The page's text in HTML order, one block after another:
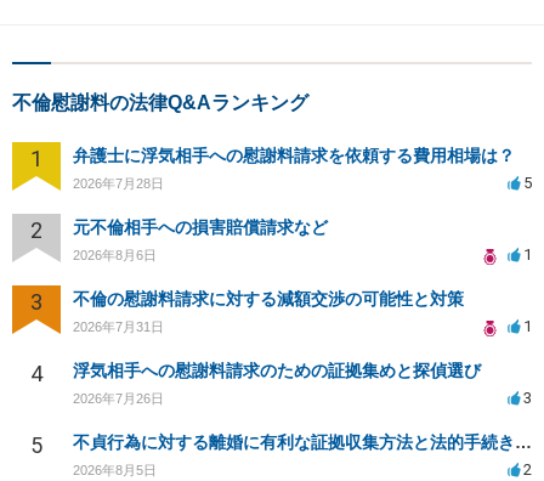
不倫慰謝料の法律Q&Aランキング
1 弁護士に浮気相手への慰謝料請求を依頼する費用相場は？
2026年7月28日 5
2 元不倫相手への損害賠償請求など
2026年8月6日 1
3 不倫の慰謝料請求に対する減額交渉の可能性と対策
2026年7月31日 1
4 浮気相手への慰謝料請求のための証拠集めと探偵選び
2026年7月26日 3
5 不貞行為に対する離婚に有利な証拠収集方法と法的手続きについて
2026年8月5日 2